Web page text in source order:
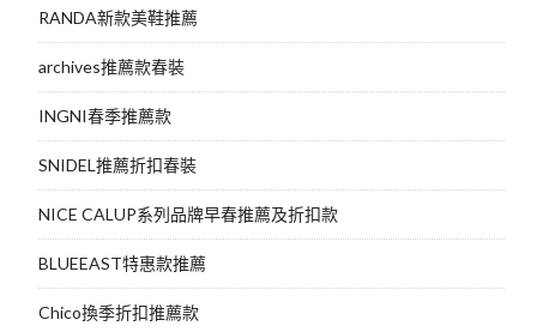
RANDA新款美鞋推薦
archives推薦款春裝
INGNI春季推薦款
SNIDEL推薦折扣春裝
NICE CALUP系列品牌早春推薦及折扣款
BLUEEAST特惠款推薦
Chico換季折扣推薦款